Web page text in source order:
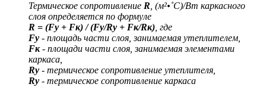
Термическое сопротивление R , (м²•˚С)/Вт каркасного
слоя определяется по формуле
R = (Fу + Fк) / (Fу/Rу + Fк/Rк) , где
Fу - площадь части слоя, занимаемая утеплителем,
Fк- площади части слоя, занимаемая элементами
каркаса,
Rу - термическое сопротивление утеплителя,
Rу - термическое сопротивление каркаса